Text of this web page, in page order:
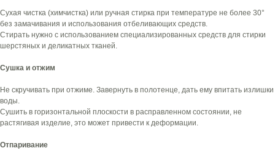
Сухая чистка (химчистка) или ручная стирка при температуре не более 30°
без замачивания и использования отбеливающих средств.
Стирать нужно с использованием специализированных средств для стирки
шерстяных и деликатных тканей.
Сушка и отжим
Не скручивать при отжиме. Завернуть в полотенце, дать ему впитать излишки
воды.
Сушить в горизонтальной плоскости в расправленном состоянии, не
растягивая изделие, это может привести к деформации.
Отпаривание